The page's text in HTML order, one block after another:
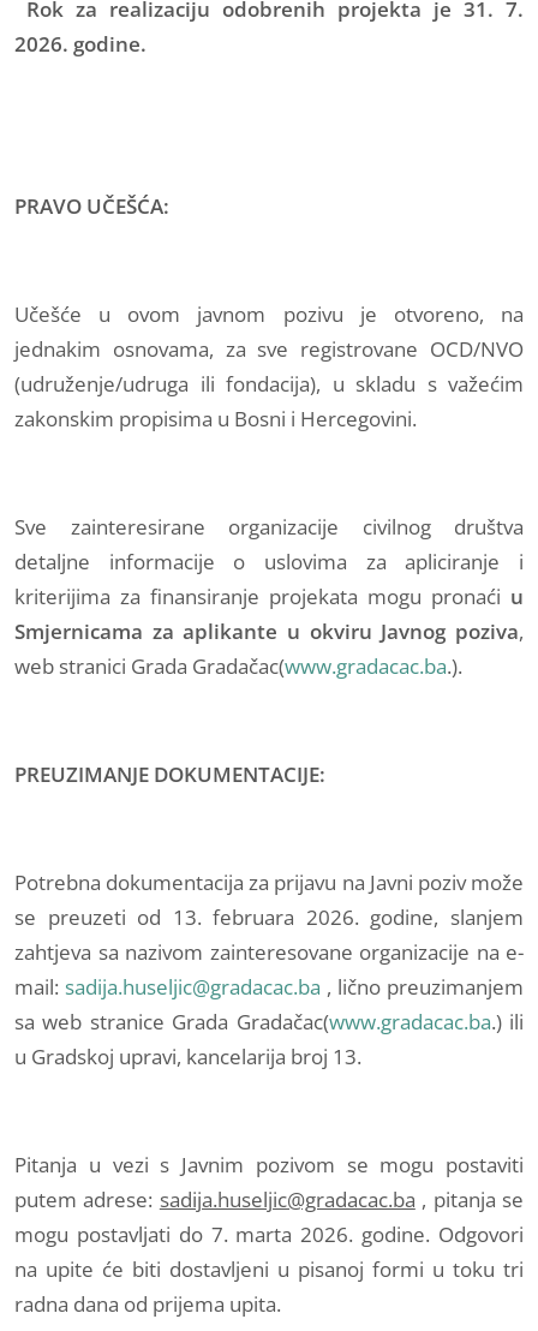
Rok za realizaciju odobrenih projekta je 31. 7.
2026. godine.
PRAVO UČEŠĆA:
Učešće u ovom javnom pozivu je otvoreno, na
jednakim osnovama, za sve registrovane OCD/NVO
(udruženje/udruga ili fondacija), u skladu s važećim
zakonskim propisima u Bosni i Hercegovini.
Sve zainteresirane organizacije civilnog društva
detaljne informacije o uslovima za apliciranje i
kriterijima za finansiranje projekata mogu pronaći u
Smjernicama za aplikante u okviru Javnog poziva,
web stranici Grada Gradačac(www.gradacac.ba.).
PREUZIMANJE DOKUMENTACIJE:
Potrebna dokumentacija za prijavu na Javni poziv može
se preuzeti od 13. februara 2026. godine, slanjem
zahtjeva sa nazivom zainteresovane organizacije na e-
mail: sadija.huseljic@gradacac.ba , lično preuzimanjem
sa web stranice Grada Gradačac(www.gradacac.ba.) ili
u Gradskoj upravi, kancelarija broj 13.
Pitanja u vezi s Javnim pozivom se mogu postaviti
putem adrese: sadija.huseljic@gradacac.ba , pitanja se
mogu postavljati do 7. marta 2026. godine. Odgovori
na upite će biti dostavljeni u pisanoj formi u toku tri
radna dana od prijema upita.